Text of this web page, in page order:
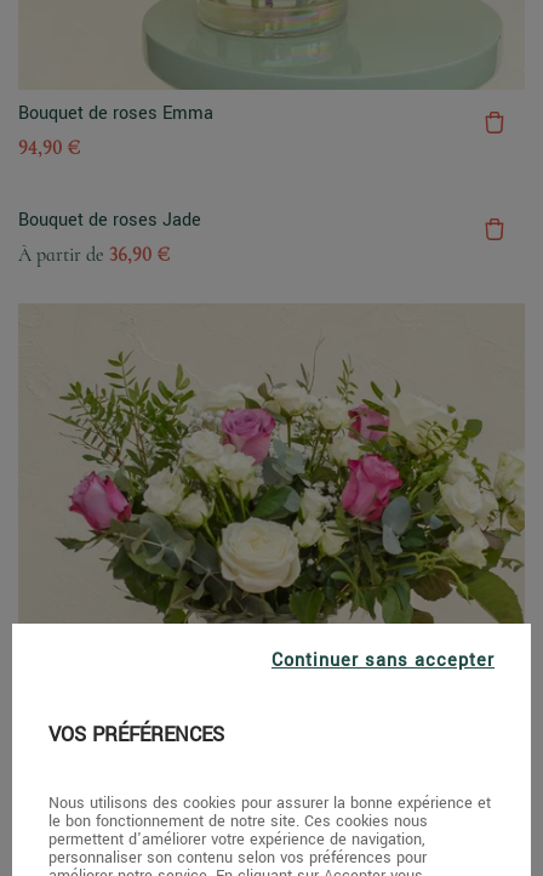
Bouquet de roses Emma
94,90 €
Bouquet de roses Jade
À partir de 36,90 €
Continuer sans accepter
VOS PRÉFÉRENCES
Nous utilisons des cookies pour assurer la bonne expérience et
le bon fonctionnement de notre site. Ces cookies nous
permettent d'améliorer votre expérience de navigation,
personnaliser son contenu selon vos préférences pour